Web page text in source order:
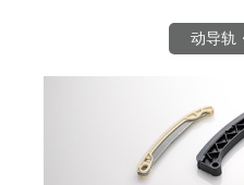
动导轨